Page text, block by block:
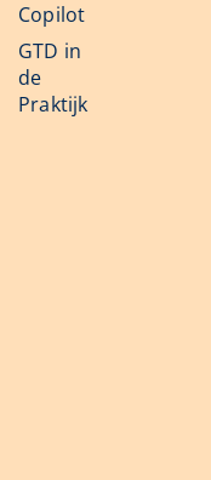
Copilot
GTD in
de
Praktijk